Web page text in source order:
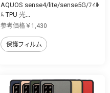
AQUOS sense4/lite/sense5G/ﾌｨﾙ
ﾑ TPU 光...
参考価格￥1,430
保護フィルム